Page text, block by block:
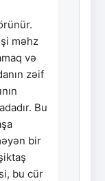
məhz
və
zəif
Bu
bir
bu cür